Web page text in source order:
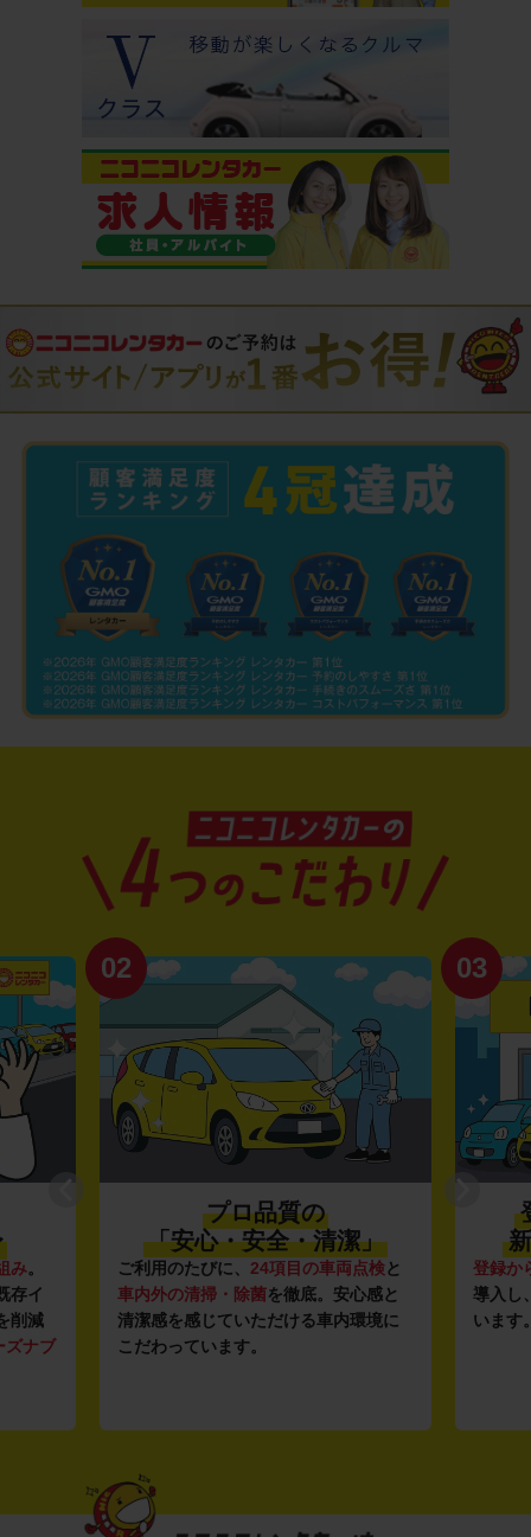
み。
存イ
削減
ズナブ
02
プロ品質の
「安心・安全・清潔」
ご利用のたびに、 24項目の車両点検と
車内外の清掃・除菌を徹底。安心感と
清潔感を感じていただける車内環境に
こだわっています。
03
登録か
導入し
います